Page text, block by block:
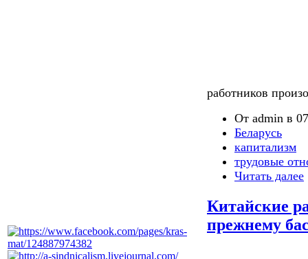
работников
От admin в
Беларусь
капитализм
трудовые
Читать далее
Китайские
прежнему